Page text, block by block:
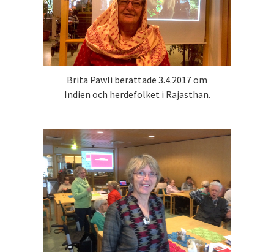
Brita Pawli berättade 3.4.2017 om
Indien och herdefolket i Rajasthan.